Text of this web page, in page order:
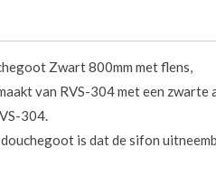
Zwart 800mm met flens,
van RVS-304 met een zwarte
304.
is dat de sifon